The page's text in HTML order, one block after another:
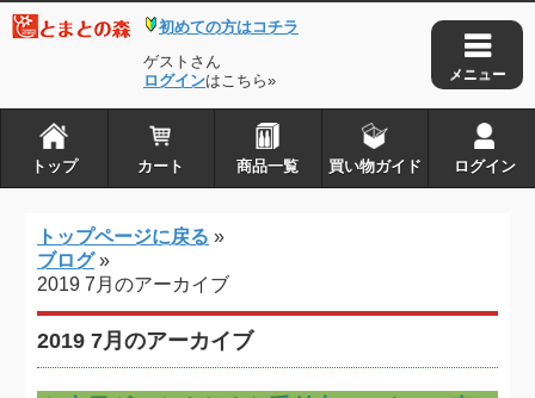
初めての方はコチラ
ゲストさん
ログインはこちら»
トップ カート 商品一覧 買い物ガイド ログイン
トップページに戻る »
ブログ»
2019 7月のアーカイブ
2019 7月のアーカイブ
トップ
ログイン
とまとの森は株式会社アイ・タックルの
登録商標です
Copyright © 2010-2026とまとの森. all rights reserved.